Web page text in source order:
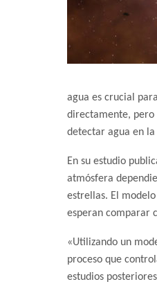
agua es crucial
directamente, pero
detectar agua en
En su estudio
atmósfera
estrellas. El
esperan comparar
«Utilizando un
proceso que
estudios